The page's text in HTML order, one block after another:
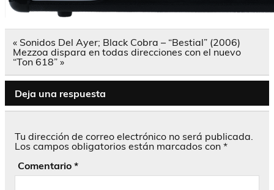
Navegación
de
entradas
« Sonidos Del Ayer; Black Cobra – “Bestial” (2006)
Mezzoa dispara en todas direcciones con el nuevo
“Ton 618” »
Deja una respuesta
Tu dirección de correo electrónico no será publicada.
Los campos obligatorios están marcados con *
Comentario *